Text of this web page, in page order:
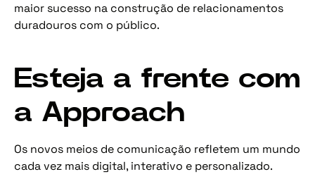
maior sucesso na construção de relacionamentos
duradouros com o público.
Esteja a frente com
a Approach
Os novos meios de comunicação refletem um mundo
cada vez mais digital, interativo e personalizado.